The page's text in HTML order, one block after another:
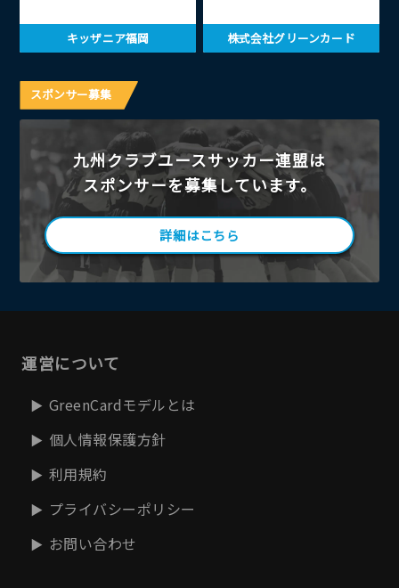
キッザニア福岡 株式会社グリーンカード
スポンサー募集
九州クラブユースサッカー連盟は
スポンサーを募集しています。
詳細はこちら
運営について
GreenCardモデルとは
個人情報保護方針
利用規約
プライバシーポリシー
お問い合わせ